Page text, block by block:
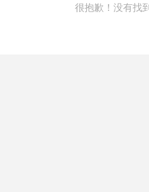
很抱歉！没有找